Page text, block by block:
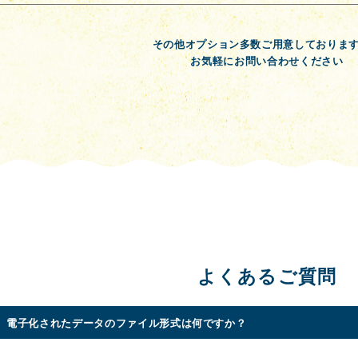
その他オプション多数ご用意しておりま
お気軽にお問い合わせください
よくあるご質問
電子化されたデータのファイル形式は何ですか？